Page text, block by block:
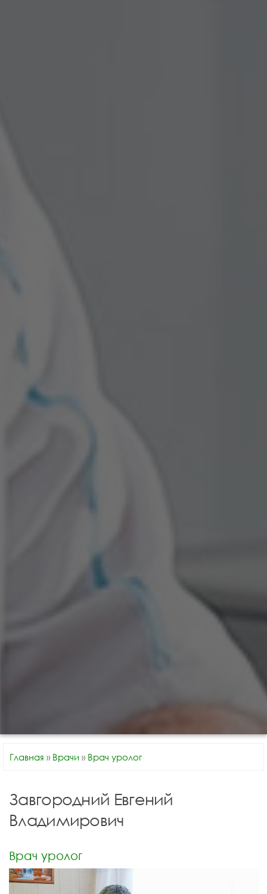
Главная » Врачи » Врач уролог
Завгородний Евгений
Владимирович
Врач уролог